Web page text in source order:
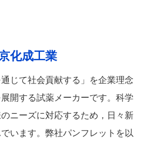
化成工業
じて社会貢献する」を企業理念
開する試薬メーカーです。科学
ニーズに対応するため，日々新
います。弊社パンフレットを以